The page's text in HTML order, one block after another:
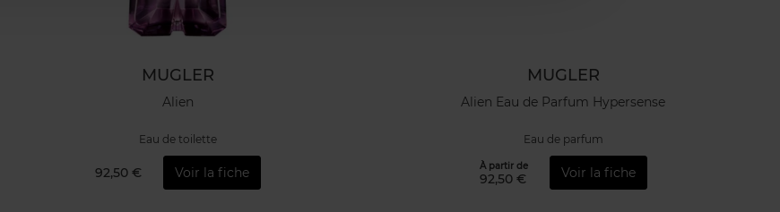
MUGLER
Alien
Eau de toilette
92,50 € Voir la fiche
MUGLER
Alien Eau de Parfum Hypersense
Eau de parfum
À partir de
92,50 € Voir la fiche